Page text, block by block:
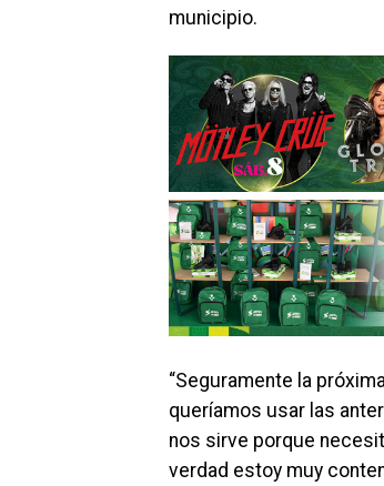
municipio.
“Seguramente la
queríamos usar las
nos sirve porque
verdad estoy muy